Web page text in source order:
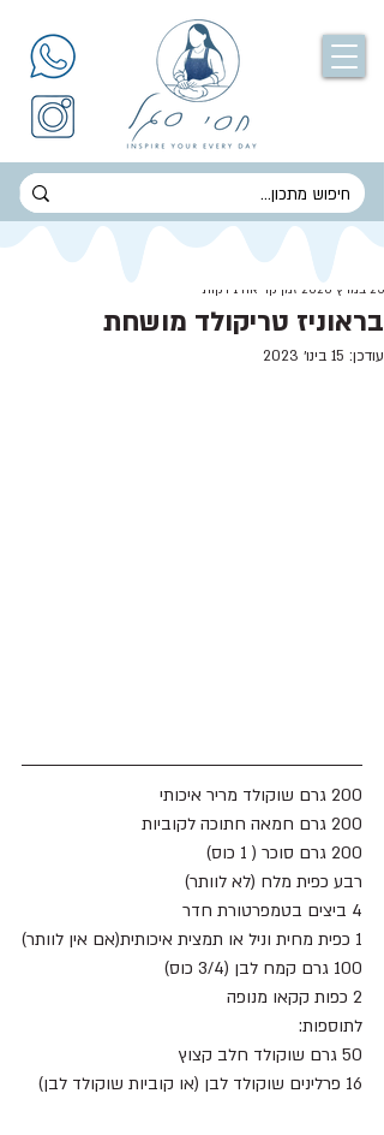
בראוניז טריקולד מושחת
23 במרץ 2020
זמן קריאה 1 דקות
עודכן: 15 בינו׳ 2023
200 גרם שוקולד מריר איכותי
200 גרם חמאה חתוכה לקוביות
200 גרם סוכר ( 1 כוס)
רבע כפית מלח (לא לוותר)
4 ביצים בטמפרטורת חדר
1 כפית מחית וניל או תמצית איכותית(אם אין לוותר)
100 גרם קמח לבן (3/4 כוס)
2 כפות קקאו מנופה
לתוספות:
50 גרם שוקולד חלב קצוץ
16 פרלינים שוקולד לבן (או קוביות שוקולד לבן)